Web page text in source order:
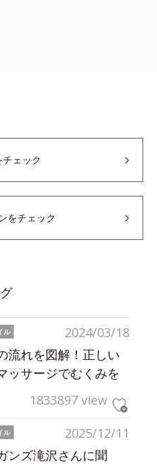
ェック
をチェック
2024/03/18
ル
流れを図解！正しい
ッサージでむくみを
1833897 view
2025/12/11
ル
ンズ滝沢さんに聞